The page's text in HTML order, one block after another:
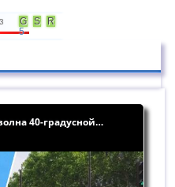
G S
R
5